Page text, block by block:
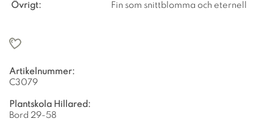
Övrigt:
Fin som snittblomma och eternell
Artikelnummer:
C3079
Plantskola Hillared:
Bord 29-58